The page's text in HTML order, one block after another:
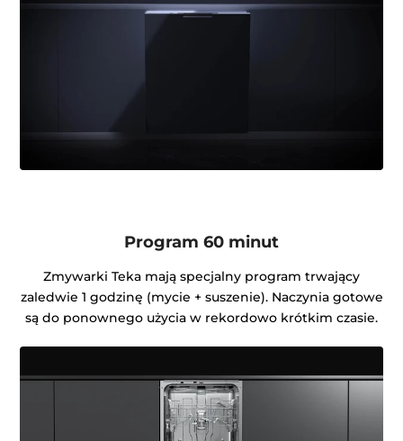
Program 60 minut
Zmywarki Teka mają specjalny program trwający
zaledwie 1 godzinę (mycie + suszenie). Naczynia gotowe
są do ponownego użycia w rekordowo krótkim czasie.